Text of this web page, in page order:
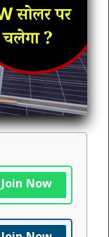
Join Now